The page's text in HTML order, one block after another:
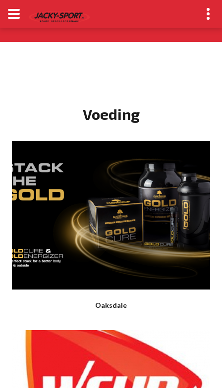
Voeding
Oaksdale